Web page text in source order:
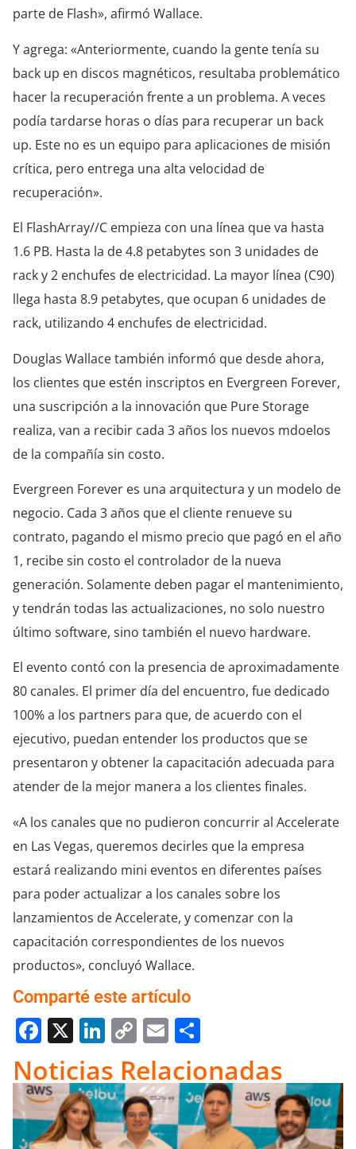
parte de Flash», afirmó Wallace.
Y agrega: «Anteriormente, cuando la gente tenía su
back up en discos magnéticos, resultaba problemático
hacer la recuperación frente a un problema. A veces
podía tardarse horas o días para recuperar un back
up. Este no es un equipo para aplicaciones de misión
crítica, pero entrega una alta velocidad de
recuperación».
El FlashArray//C empieza con una línea que va hasta
1.6 PB. Hasta la de 4.8 petabytes son 3 unidades de
rack y 2 enchufes de electricidad. La mayor línea (C90)
llega hasta 8.9 petabytes, que ocupan 6 unidades de
rack, utilizando 4 enchufes de electricidad.
Douglas Wallace también informó que desde ahora,
los clientes que estén inscriptos en Evergreen Forever,
una suscripción a la innovación que Pure Storage
realiza, van a recibir cada 3 años los nuevos mdoelos
de la compañía sin costo.
Evergreen Forever es una arquitectura y un modelo de
negocio. Cada 3 años que el cliente renueve su
contrato, pagando el mismo precio que pagó en el año
1, recibe sin costo el controlador de la nueva
generación. Solamente deben pagar el mantenimiento,
y tendrán todas las actualizaciones, no solo nuestro
último software, sino también el nuevo hardware.
El evento contó con la presencia de aproximadamente
80 canales. El primer día del encuentro, fue dedicado
100% a los partners para que, de acuerdo con el
ejecutivo, puedan entender los productos que se
presentaron y obtener la capacitación adecuada para
atender de la mejor manera a los clientes finales.
«A los canales que no pudieron concurrir al Accelerate
en Las Vegas, queremos decirles que la empresa
estará realizando mini eventos en diferentes países
para poder actualizar a los canales sobre los
lanzamientos de Accelerate, y comenzar con la
capacitación correspondientes de los nuevos
productos», concluyó Wallace.
Comparté este artículo
Facebook
X LinkedIn
Copy
Link
Email
Noticias Relacionadas